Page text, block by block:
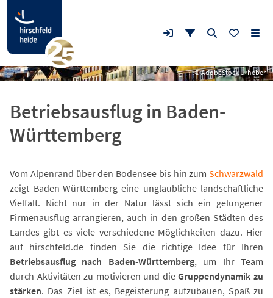
© AdobeStock Urheber
Betriebsausflug in Baden-
Württemberg
Vom Alpenrand über den Bodensee bis hin zum Schwarzwald
zeigt Baden-Württemberg eine unglaubliche landschaftliche
Vielfalt. Nicht nur in der Natur lässt sich ein gelungener
Firmenausflug arrangieren, auch in den großen Städten des
Landes gibt es viele verschiedene Möglichkeiten dazu. Hier
auf hirschfeld.de finden Sie die richtige Idee für Ihren
Betriebsausflug nach Baden-Württemberg, um Ihr Team
durch Aktivitäten zu motivieren und dieGruppendynamik zu
stärken. Das Ziel ist es, Begeisterung aufzubauen, Spaß zu